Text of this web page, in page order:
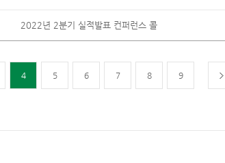
2022년 2분기 실적발표 컨퍼런스 콜
4 5 6 7 8 9